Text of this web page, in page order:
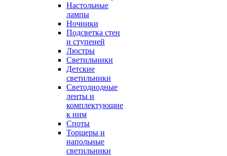
Настольные
лампы
Ночники
Подсветка стен
и ступеней
Люстры
Светильники
Детские
светильники
Светодиодные
ленты и
комплектующие
к ним
Споты
Торшеры и
напольные
светильники